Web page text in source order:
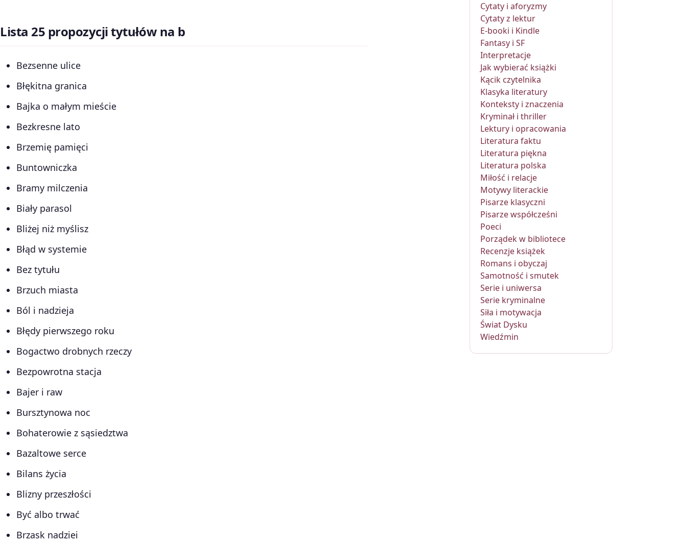
Lista 25 propozycji tytułów na b
Bezsenne ulice
Błękitna granica
Bajka o małym mieście
Bezkresne lato
Brzemię pamięci
Buntowniczka
Bramy milczenia
Biały parasol
Bliżej niż myślisz
Błąd w systemie
Bez tytułu
Brzuch miasta
Ból i nadzieja
Błędy pierwszego roku
Bogactwo drobnych rzeczy
Bezpowrotna stacja
Bajer i raw
Bursztynowa noc
Bohaterowie z sąsiedztwa
Bazaltowe serce
Bilans życia
Blizny przeszłości
Być albo trwać
Brzask nadziei
Cytaty i aforyzmy
Cytaty z lektur
E-booki i Kindle
Fantasy i SF
Interpretacje
Jak wybierać książki
Kącik czytelnika
Klasyka literatury
Konteksty i znaczenia
Kryminał i thriller
Lektury i opracowania
Literatura faktu
Literatura piękna
Literatura polska
Miłość i relacje
Motywy literackie
Pisarze klasyczni
Pisarze współcześni
Poeci
Porządek w bibliotece
Recenzje książek
Romans i obyczaj
Samotność i smutek
Serie i uniwersa
Serie kryminalne
Siła i motywacja
Świat Dysku
Wiedźmin